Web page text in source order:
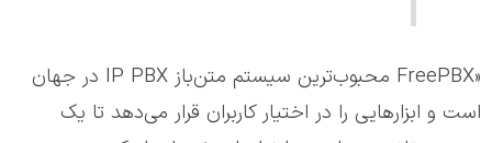
«FreePBX محبوب‌ترین سیستم متن‌باز IP PBX در جهان
است و ابزارهایی را در اختیار کاربران قرار می‌دهد تا یک